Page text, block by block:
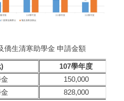
僑生清寒助學金 申請金額
107學年度
150,000
828,000